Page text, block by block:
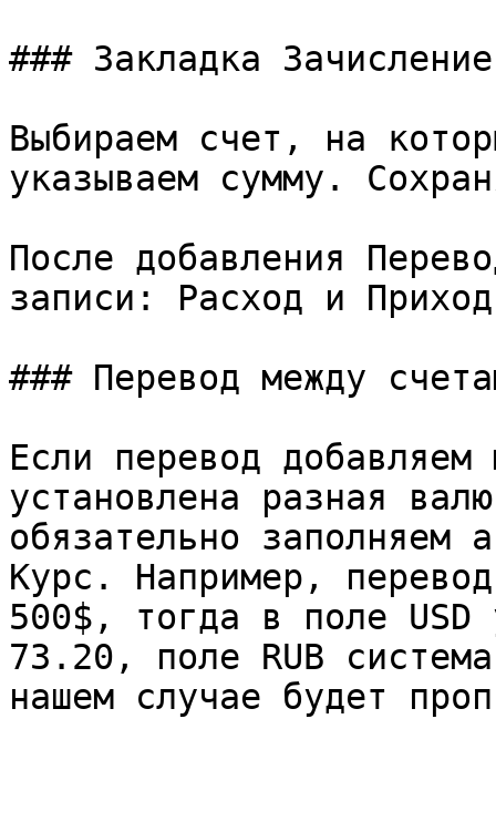
### Закладка Зачисление
Выбираем счет, на
указываем сумму.
После добавления
записи: Расход и
### Перевод между
Если перевод
установлена разная
обязательно заполняем
Курс. Например,
500$, тогда в поле
73.20, поле RUB